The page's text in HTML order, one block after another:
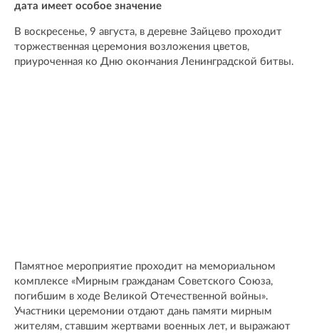
дата имеет особое значение
В воскресенье, 9 августа, в деревне Зайцево проходит
торжественная церемония возложения цветов,
приуроченная ко Дню окончания Ленинградской битвы.
Памятное мероприятие проходит на мемориальном
комплексе «Мирным гражданам Советского Союза,
погибшим в ходе Великой Отечественной войны».
Участники церемонии отдают дань памяти мирным
жителям, ставшим жертвами военных лет, и выражают